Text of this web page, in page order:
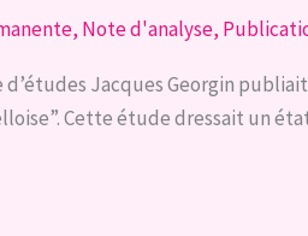
, Note d'analyse,
d’études Jacques Georgin
Cette étude dressait un